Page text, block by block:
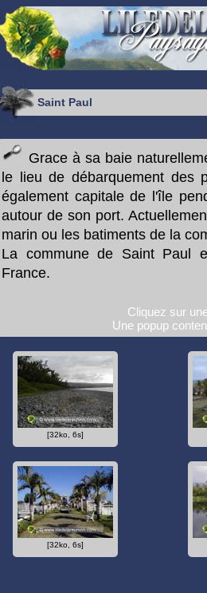
Saint Paul
Grace à sa baie
le lieu de débarquement des
également capitale de l'île
autour de son port.
marin ou les batiments de la
La commune de Saint Paul
France.
Cliquez sur
Une popup
[32ko, 6s]
[32ko, 6s]